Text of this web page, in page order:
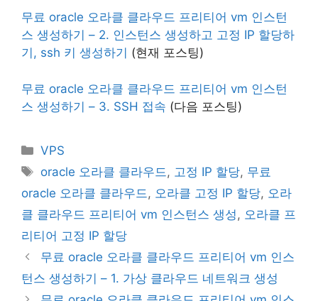
무료 oracle 오라클 클라우드 프리티어 vm 인스턴
스 생성하기 – 2. 인스턴스 생성하고 고정 IP 할당하
기, ssh 키 생성하기 (현재 포스팅)
무료 oracle 오라클 클라우드 프리티어 vm 인스턴
스 생성하기 – 3. SSH 접속 (다음 포스팅)
Categories
VPS
Tags
oracle 오라클 클라우드 , 고정 IP 할당, 무료
oracle 오라클 클라우드 , 오라클 고정 IP 할당, 오라
클 클라우드 프리티어 vm 인스턴스 생성 , 오라클 프
리티어 고정 IP 할당
무료 oracle 오라클 클라우드 프리티어 vm 인스
턴스 생성하기 – 1. 가상 클라우드 네트워크 생성